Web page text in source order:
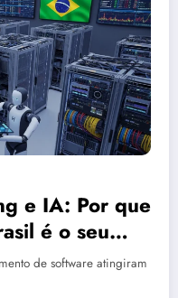
e IA: Por que
é o seu
de software atingiram